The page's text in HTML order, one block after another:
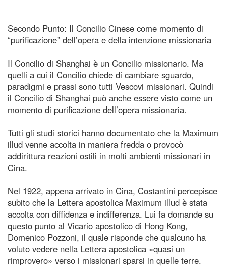
Secondo Punto: Il Concilio Cinese come momento di
“purificazione” dell’opera e della intenzione missionaria
Il Concilio di Shanghai è un Concilio missionario. Ma
quelli a cui il Concilio chiede di cambiare sguardo,
paradigmi e prassi sono tutti Vescovi missionari. Quindi
il Concilio di Shanghai può anche essere visto come un
momento di purificazione dell’opera missionaria.
Tutti gli studi storici hanno documentato che la Maximum
illud venne accolta in maniera fredda o provocò
addirittura reazioni ostili in molti ambienti missionari in
Cina.
Nel 1922, appena arrivato in Cina, Costantini percepisce
subito che la Lettera apostolica Maximum illud è stata
accolta con diffidenza e indifferenza. Lui fa domande su
questo punto al Vicario apostolico di Hong Kong,
Domenico Pozzoni, il quale risponde che qualcuno ha
voluto vedere nella Lettera apostolica «quasi un
rimprovero» verso i missionari sparsi in quelle terre.